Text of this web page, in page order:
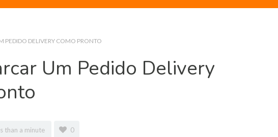
PEDIDO DELIVERY COMO PRONTO
Um Pedido Delivery
than a minute 0